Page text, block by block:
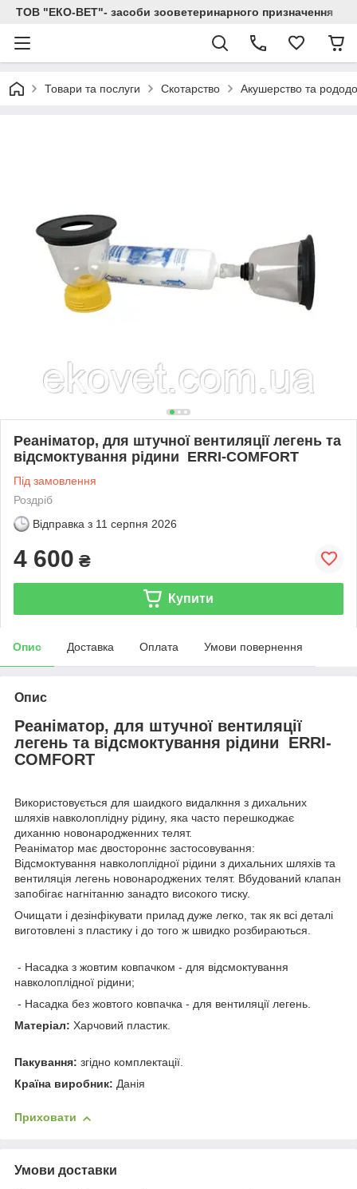
ТОВ "ЕКО-ВЕТ"- засоби зооветеринарного призначення
Товари та послуги Скотарство Акушерство та
Реаніматор, для штучної вентиляції легень та
відсмоктування рідини ERRI-COMFORT
Під замовлення
Роздріб
Відправка з 11 серпня 2026
4 600 ₴
Купити
Опис Доставка Оплата Умови повернення
Опис
Реаніматор, для штучної вентиляції
легень та відсмоктування рідини ERRI-
COMFORT
Використовується для шаидкого видалкння з дихальних
шляхів навколоплідну рідину, яка часто перешкоджає
диханню новонародженних телят.
Реаніматор має двостороннє застосовування:
Відсмоктування навколоплідної рідини з дихальних шляхів та
вентиляція легень новонароджених телят. Вбудований клапан
запобігає нагнітанню занадто високого тиску.
Очищати і дезінфікувати прилад дуже легко, так як всі деталі
виготовлені з пластику і до того ж швидко розбираються.
- Насадка з жовтим ковпачком - для відсмоктування
навколоплідної рідини;
- Насадка без жовтого ковпачка - для вентиляції легень.
Матеріал: Харчовий пластик.
Пакування: згідно комплектації.
Країна виробник: Данія
Приховати
Умови доставки